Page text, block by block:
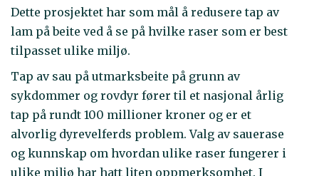
Dette prosjektet har som mål å redusere tap av
lam på beite ved å se på hvilke raser som er best
tilpasset ulike miljø.
Tap av sau på utmarksbeite på grunn av
sykdommer og rovdyr fører til et nasjonal årlig
tap på rundt 100 millioner kroner og er et
alvorlig dyrevelferds problem. Valg av sauerase
og kunnskap om hvordan ulike raser fungerer i
ulike miljø har hatt liten oppmerksomhet. I